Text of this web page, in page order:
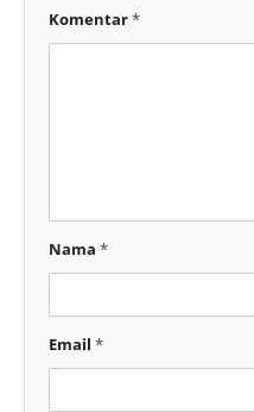
Komentar*
Nama *
Email *